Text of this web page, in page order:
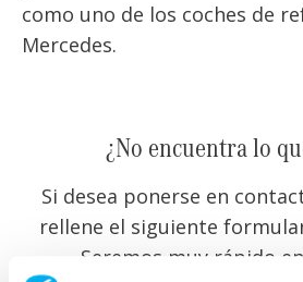
como uno de los coches de
Mercedes.
¿No encuentra lo
Si desea ponerse en
rellene el siguiente
Seremos muy rápido